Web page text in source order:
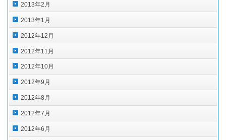
2013年2月
2013年1月
2012年12月
2012年11月
2012年10月
2012年9月
2012年8月
2012年7月
2012年6月